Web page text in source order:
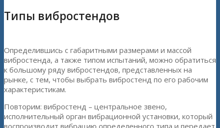
Типы вибростендов
Определившись с габаритными размерами и массой
вибростенда, а также типом испытаний, можно обратиться
к большому ряду вибростендов, представленных на
рынке, с тем, чтобы выбрать вибростенд по его рабочим
характеристикам.
Повторим: вибростенд – центральное звено,
исполнительный орган вибрационной установки, который
воспроизводит вибрацию определенного типа и передает